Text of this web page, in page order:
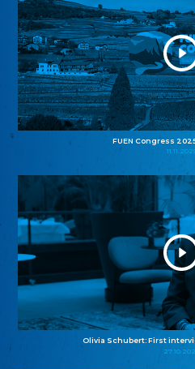
FUEN Congress
Olivia Schubert: First